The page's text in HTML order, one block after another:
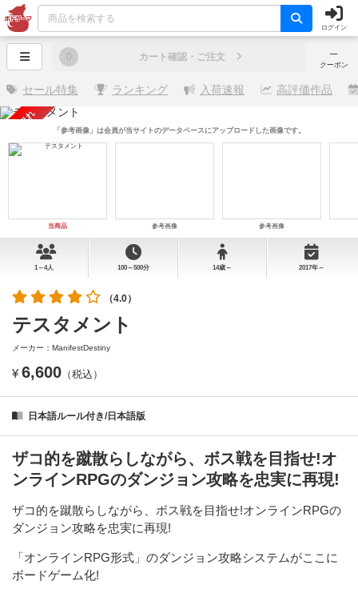
ログイン
─
クーポン
0 カート確認・ご注文
セール特集 ランキング 入荷速報 高評価作品
売り切れ
当商品 参考画像 参考画像
「参考画像」は会員が当サイトのデータベースにアップロードした画像です。
1～4人 100～500分 14歳～ 2017年～
（4.0）
テスタメント
メーカー：ManifestDestiny
¥ 6,600 （税込）
日本語ルール付き/日本語版
ザコ的を蹴散らしながら、ボス戦を目指せ!オ
ンラインRPGのダンジョン攻略を忠実に再現!
ザコ的を蹴散らしながら、ボス戦を目指せ!オンラインRPGの
ダンジョン攻略を忠実に再現!
「オンラインRPG形式」のダンジョン攻略システムがここに
ボードゲーム化!